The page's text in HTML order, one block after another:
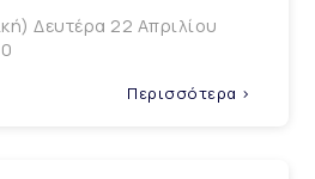
Δευτέρα 22 Απριλίου
Περισσότερα >